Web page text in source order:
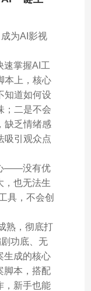
为AI影视
速掌握AI工
本上，核心
知道如何设
；二是不会
缺乏情绪感
吸引观众点
——没有优
，也无法生
具，不会创
熟，彻底打
功底、无
生成的核心
脚本，搭配
，新手也能